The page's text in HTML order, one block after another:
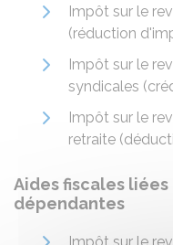
Impôt sur le
(réduction
Impôt sur le
syndicales
Impôt sur le
retraite
Aides fiscales
dépendantes